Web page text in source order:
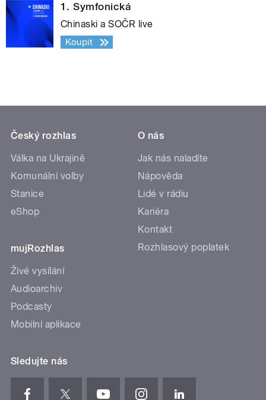
1. Symfonická
Chinaski a SOČR live
Koupit
Český rozhlas
Válka na Ukrajině
Komunální volby
Stanice
eShop
mujRozhlas
Živé vysílání
Audioarchiv
Podcasty
Mobilní aplikace
O nás
Jak nás naladíte
Nápověda
Lidé v rádiu
Kariéra
Kontakt
Rozhlasový poplatek
Sledujte nás